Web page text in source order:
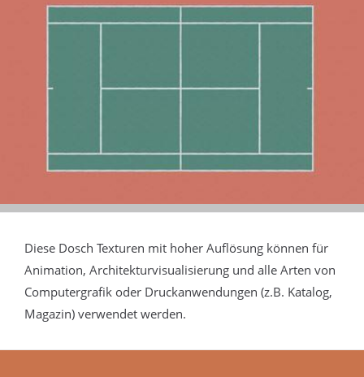
Diese Dosch Texturen mit hoher Auflösung können für
Animation, Architekturvisualisierung und alle Arten von
Computergrafik oder Druckanwendungen (z.B. Katalog,
Magazin) verwendet werden.